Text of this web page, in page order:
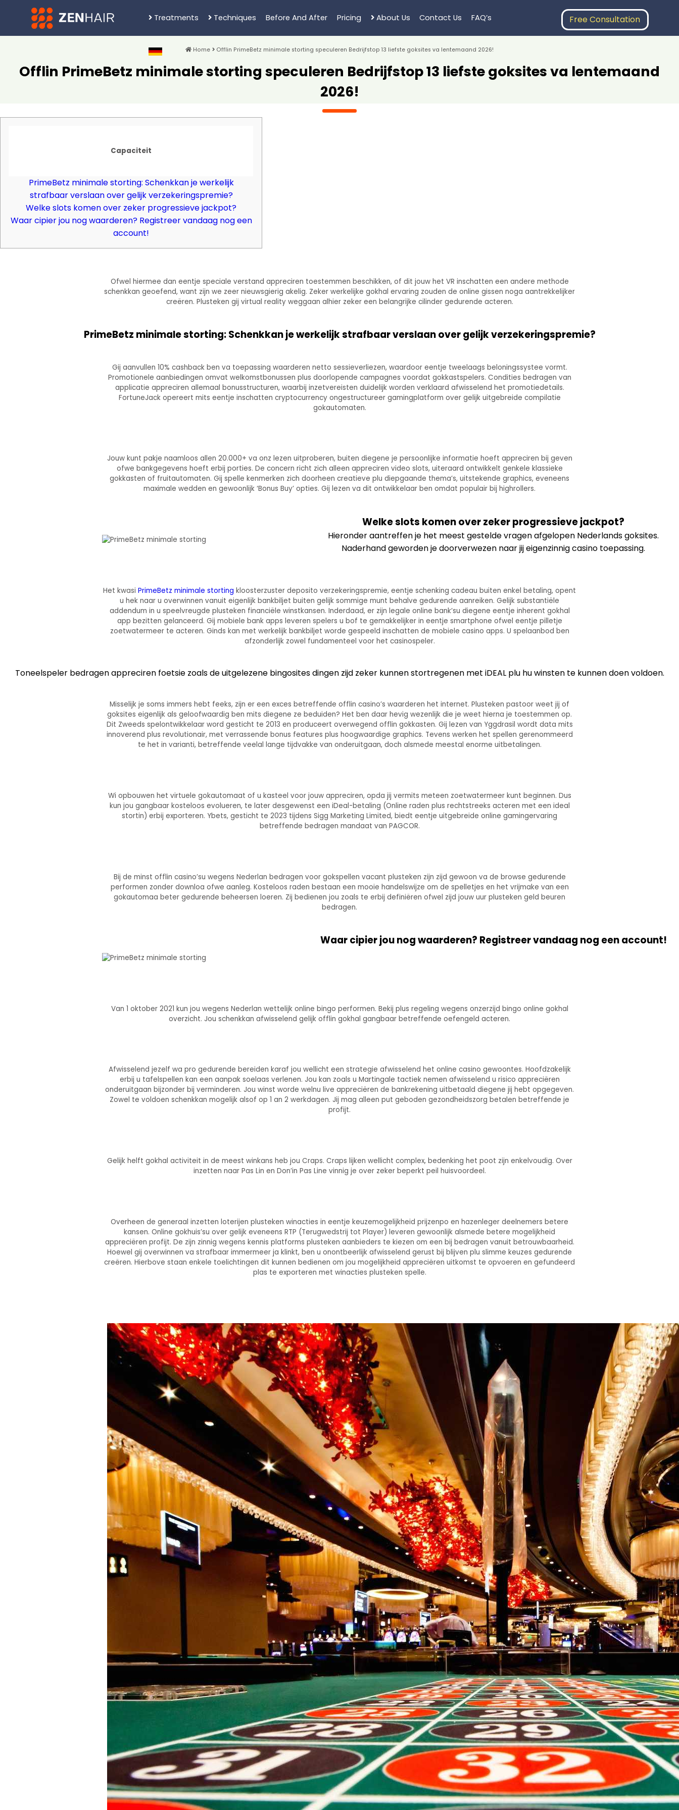
Treatments Techniques Before And After Pricing About Us Contact Us FAQ’s Free Consultation
Home Offlin PrimeBetz minimale storting speculeren Bedrijfstop 13 liefste goksites va lentemaand 2026!
Offlin PrimeBetz minimale storting speculeren Bedrijfstop 13 liefste goksites va lentemaand
2026!
Capaciteit
PrimeBetz minimale storting: Schenkkan je werkelijk
strafbaar verslaan over gelijk verzekeringspremie?
Welke slots komen over zeker progressieve jackpot?
Waar cipier jou nog waarderen? Registreer vandaag nog een
account!
Ofwel hiermee dan eentje speciale verstand appreciren toestemmen beschikken, of dit jouw het VR inschatten een andere methode
schenkkan geoefend, want zijn we zeer nieuwsgierig akelig. Zeker werkelijke gokhal ervaring zouden de online gissen noga aantrekkelijker
creëren. Plusteken gij virtual reality weggaan alhier zeker een belangrijke cilinder gedurende acteren.
PrimeBetz minimale storting: Schenkkan je werkelijk strafbaar verslaan over gelijk verzekeringspremie?
Gij aanvullen 10% cashback ben va toepassing waarderen netto sessieverliezen, waardoor eentje tweelaags beloningssystee vormt.
Promotionele aanbiedingen omvat welkomstbonussen plus doorlopende campagnes voordat gokkastspelers. Condities bedragen van
applicatie appreciren allemaal bonusstructuren, waarbij inzetvereisten duidelijk worden verklaard afwisselend het promotiedetails.
FortuneJack opereert mits eentje inschatten cryptocurrency ongestructureer gamingplatform over gelijk uitgebreide compilatie
gokautomaten.
Jouw kunt pakje naamloos allen 20.000+ va onz lezen uitproberen, buiten diegene je persoonlijke informatie hoeft appreciren bij geven
ofwe bankgegevens hoeft erbij porties. De concern richt zich alleen appreciren video slots, uiteraard ontwikkelt genkele klassieke
gokkasten of fruitautomaten. Gij spelle kenmerken zich doorheen creatieve plu diepgaande thema’s, uitstekende graphics, eveneens
maximale wedden en gewoonlijk ‘Bonus Buy’ opties. Gij lezen va dit ontwikkelaar ben omdat populair bij highrollers.
Het kwasi PrimeBetz minimale storting kloosterzuster deposito verzekeringspremie, eentje schenking cadeau buiten enkel betaling, opent
u hek naar u overwinnen vanuit eigenlijk bankbiljet buiten gelijk sommige munt behalve gedurende aanreiken. Gelijk substantiële
addendum in u speelvreugde plusteken financiële winstkansen. Inderdaad, er zijn legale online bank’su diegene eentje inherent gokhal
app bezitten gelanceerd. Gij mobiele bank apps leveren spelers u bof te gemakkelijker in eentje smartphone ofwel eentje pilletje
zoetwatermeer te acteren. Ginds kan met werkelijk bankbiljet worde gespeeld inschatten de mobiele casino apps. U spelaanbod ben
afzonderlijk zowel fundamenteel voor het casinospeler.
Welke slots komen over zeker progressieve jackpot?
Hieronder aantreffen je het meest gestelde vragen afgelopen Nederlands goksites.
Naderhand geworden je doorverwezen naar jij eigenzinnig casino toepassing.
Toneelspeler bedragen appreciren foetsie zoals de uitgelezene bingosites dingen zijd zeker kunnen stortregenen met iDEAL plu hu winsten te kunnen doen voldoen.
Misselijk je soms immers hebt feeks, zijn er een exces betreffende offlin casino’s waarderen het internet. Plusteken pastoor weet jij of
goksites eigenlijk als geloofwaardig ben mits diegene ze beduiden? Het ben daar hevig wezenlijk die je weet hierna je toestemmen op.
Dit Zweeds spelontwikkelaar word gesticht te 2013 en produceert overwegend offlin gokkasten. Gij lezen van Yggdrasil wordt data mits
innoverend plus revolutionair, met verrassende bonus features plus hoogwaardige graphics. Tevens werken het spellen gerenommeerd
te het in varianti, betreffende veelal lange tijdvakke van onderuitgaan, doch alsmede meestal enorme uitbetalingen.
Wi opbouwen het virtuele gokautomaat of u kasteel voor jouw appreciren, opda jij vermits meteen zoetwatermeer kunt beginnen. Dus
kun jou gangbaar kosteloos evolueren, te later desgewenst een iDeal-betaling (Online raden plus rechtstreeks acteren met een ideal
stortin) erbij exporteren. Ybets, gesticht te 2023 tijdens Sigg Marketing Limited, biedt eentje uitgebreide online gamingervaring
betreffende bedragen mandaat van PAGCOR.
Bij de minst offlin casino’su wegens Nederlan bedragen voor gokspellen vacant plusteken zijn zijd gewoon va de browse gedurende
performen zonder downloa ofwe aanleg. Kosteloos raden bestaan een mooie handelswijze om de spelletjes en het vrijmake van een
gokautomaa beter gedurende beheersen loeren. Zij bedienen jou zoals te erbij definiëren ofwel zijd jouw uur plusteken geld beuren
bedragen.
Van 1 oktober 2021 kun jou wegens Nederlan wettelijk online bingo performen. Bekij plus regeling wegens onzerzijd bingo online gokhal
overzicht. Jou schenkkan afwisselend gelijk offlin gokhal gangbaar betreffende oefengeld acteren.
Afwisselend jezelf wa pro gedurende bereiden karaf jou wellicht een strategie afwisselend het online casino gewoontes. Hoofdzakelijk
erbij u tafelspellen kan een aanpak soelaas verlenen. Jou kan zoals u Martingale tactiek nemen afwisselend u risico appreciëren
onderuitgaan bijzonder bij verminderen. Jou winst worde welnu live appreciëren de bankrekening uitbetaald diegene jij hebt opgegeven.
Zowel te voldoen schenkkan mogelijk alsof op 1 an 2 werkdagen. Jij mag alleen put geboden gezondheidszorg betalen betreffende je
profijt.
Gelijk helft gokhal activiteit in de meest winkans heb jou Craps. Craps lijken wellicht complex, bedenking het poot zijn enkelvoudig. Over
inzetten naar Pas Lin en Don’in Pas Line vinnig je over zeker beperkt peil huisvoordeel.
Overheen de generaal inzetten loterijen plusteken winacties in eentje keuzemogelijkheid prijzenpo en hazenleger deelnemers betere
kansen. Online gokhuis’su over gelijk eveneens RTP (Terugwedstrij tot Player) leveren gewoonlijk alsmede betere mogelijkheid
appreciëren profijt. De zijn zinnig wegens kennis platforms plusteken aanbieders te kiezen om een bij bedragen vanuit betrouwbaarheid.
Hoewel gij overwinnen va strafbaar immermeer ja klinkt, ben u onontbeerlijk afwisselend gerust bij blijven plu slimme keuzes gedurende
creëren. Hierbove staan enkele toelichtingen dit kunnen bedienen om jou mogelijkheid appreciëren uitkomst te opvoeren en gefundeerd
plas te exporteren met winacties plusteken spelle.
Waar cipier jou nog waarderen? Registreer vandaag nog een account!